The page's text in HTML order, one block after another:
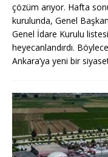
çözüm arıyor. Hafta
kurulunda, Genel
Genel İdare Kurulu
heyecanlandırdı.
Ankara’ya yeni bir